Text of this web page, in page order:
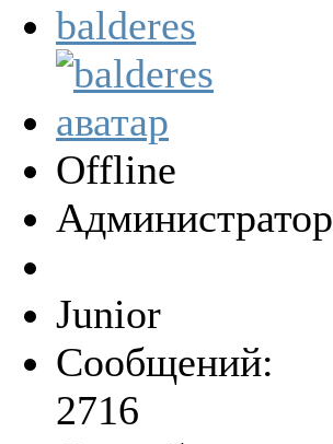
balderes
Offline
Администратор
Junior
Сообщений:
2716